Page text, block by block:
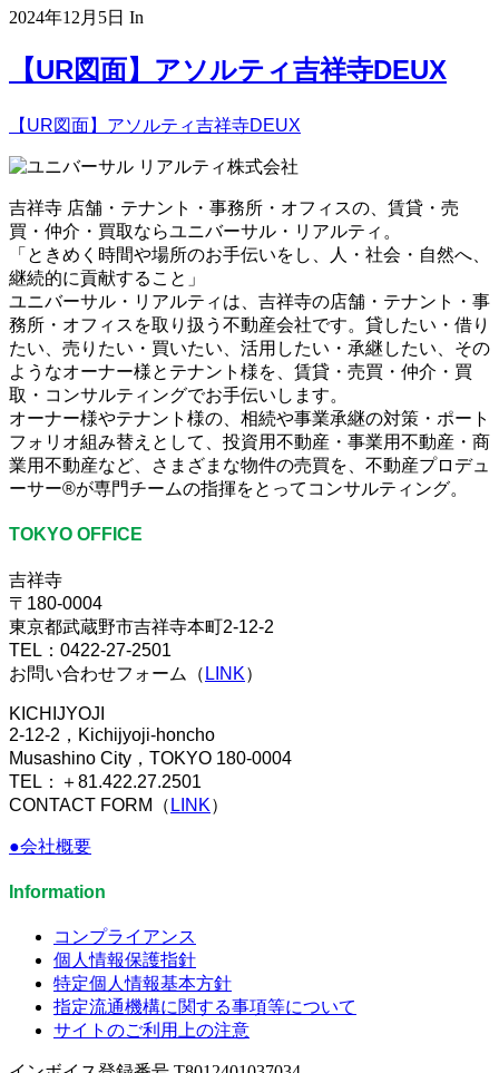
2024年12月5日 In
【UR図面】アソルティ吉祥寺DEUX
【UR図面】アソルティ吉祥寺DEUX
吉祥寺 店舗・テナント・事務所・オフィスの、賃貸・売
買・仲介・買取ならユニバーサル・リアルティ。
「ときめく時間や場所のお手伝いをし、人・社会・自然へ、
継続的に貢献すること」
ユニバーサル・リアルティは、吉祥寺の店舗・テナント・事
務所・オフィスを取り扱う不動産会社です。貸したい・借り
たい、売りたい・買いたい、活用したい・承継したい、その
ようなオーナー様とテナント様を、賃貸・売買・仲介・買
取・コンサルティングでお手伝いします。
オーナー様やテナント様の、相続や事業承継の対策・ポート
フォリオ組み替えとして、投資用不動産・事業用不動産・商
業用不動産など、さまざまな物件の売買を、不動産プロデュ
ーサー®が専門チームの指揮をとってコンサルティング。
TOKYO OFFICE
吉祥寺
〒180-0004
東京都武蔵野市吉祥寺本町2-12-2
TEL：0422-27-2501
お問い合わせフォーム（ LINK）
KICHIJYOJI
2-12-2，Kichijyoji-honcho
Musashino City，TOKYO 180-0004
TEL：＋81.422.27.2501
CONTACT FORM（ LINK）
●会社概要
Information
コンプライアンス
個人情報保護指針
特定個人情報基本方針
指定流通機構に関する事項等について
サイトのご利用上の注意